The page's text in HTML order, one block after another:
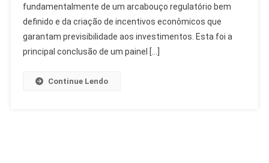
Regulação
E
Mercado
Essenciais
fundamentalmente de um arcabouço regulatório bem
definido e da criação de incentivos econômicos que
garantam previsibilidade aos investimentos. Esta foi a
principal conclusão de um painel […]
Continue Lendo